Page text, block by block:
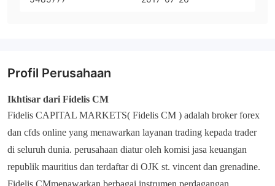
Profil Perusahaan
Ikhtisar dari Fidelis CM
Fidelis CAPITAL MARKETS( Fidelis CM ) adalah broker forex
dan cfds online yang menawarkan layanan trading kepada trader
di seluruh dunia. perusahaan diatur oleh komisi jasa keuangan
republik mauritius dan terdaftar di OJK st. vincent dan grenadine.
Fidelis CMmenawarkan berbagai instrumen perdagangan